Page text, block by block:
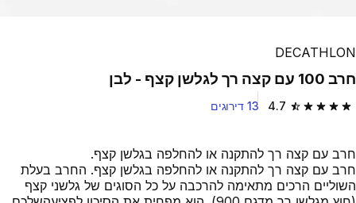
DECATHLON
חרב 100 עם קצה רך לגלשן קצף - לבן
4.7 4.7 out of 5 stars from 13 reviews 13 דירוגים
חרב עם קצה רך להתקנה או להחלפה בגלשן קצף.
חרב עם קצה רך להתקנה או להחלפה בגלשן קצף. החרב בעלת
השוליים הרכים מתאימה להרכבה על כל הסוגים של גלשני קצף